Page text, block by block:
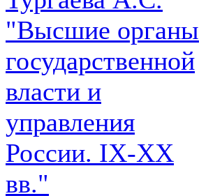
"Высшие органы
государственной
власти и
управления
России. IХ-ХХ
вв."